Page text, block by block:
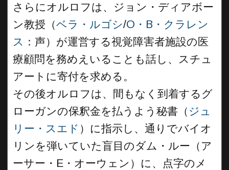
さらにオルロフは、ジョン・ディアボー
ン教授（ベラ・ルゴシ/O・B・クラレン
ス ：声）が運営する視覚障害者施設の医
療顧問を務めえいることも話し、スチュ
アートに寄付を求める。
その後オルロフは、間もなく到着するグ
ローガンの保釈金を払うよう秘書（ ジュ
リー・スエド ）に指示し、通りでバイオ
リンを弾いていた盲目のダム・ルー（ア
ーサー・E・オーウェン）に、点字のメ